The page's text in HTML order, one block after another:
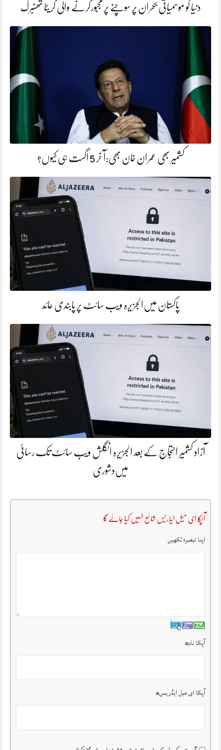
دنیا کو موسمیاتی بحران پر سوچنے پر مجبورکرنے والی گریٹا تھنبرگ
کشمیر بھی عمران خان بھی:آ خر 5 اگست ہی کیوں؟
پاکستان میں‌الجزیرہ ویب سائٹ پر پابندی عائد
آزاد کشمیر احتجاج کے بعد الجزیرہ انگلش ویب سائٹ تک رسائی
میں‌دشوری
آپکا ای میل ایڈریس شائع نہیں کیا جائے گا
اپنا تبصرہ لکھیں
آپکا نام*
آپکا ای میل ایڈریس*